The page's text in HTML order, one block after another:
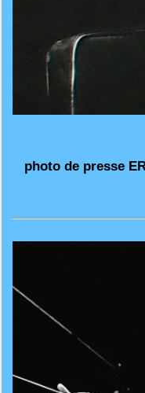
photo de presse